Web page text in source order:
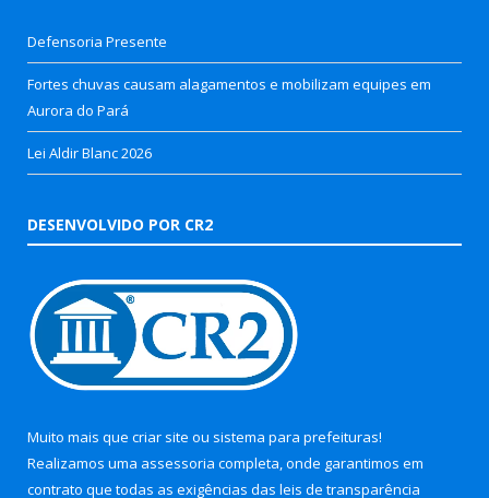
Defensoria Presente
Fortes chuvas causam alagamentos e mobilizam equipes em
Aurora do Pará
Lei Aldir Blanc 2026
DESENVOLVIDO POR CR2
Muito mais que criar site ou sistema para prefeituras!
Realizamos uma assessoria completa, onde garantimos em
contrato que todas as exigências das leis de transparência